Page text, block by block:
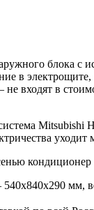
блока
в
входят в
кондиционер
мм,